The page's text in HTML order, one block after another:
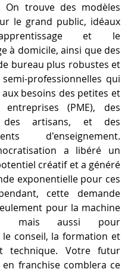
On trouve des modèles
le grand public, idéaux
et le
à domicile, ainsi que des
bureau plus robustes et
professionnelles qui
besoins des petites et
entreprises (PME), des
des artisans, et des
d'enseignement.
a libéré un
créatif et a généré
exponentielle pour ces
cette demande
pour la machine
mais aussi pour
le conseil, la formation et
technique. Votre futur
en franchise comblera ce